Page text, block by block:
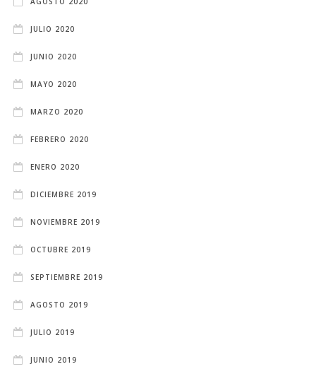
JULIO 2020
JUNIO 2020
MAYO 2020
MARZO 2020
FEBRERO 2020
ENERO 2020
DICIEMBRE 2019
NOVIEMBRE 2019
OCTUBRE 2019
SEPTIEMBRE 2019
AGOSTO 2019
JULIO 2019
JUNIO 2019